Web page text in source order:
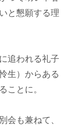
と懇願する理
追われる礼子
生）からある
とに。
も兼ねて、